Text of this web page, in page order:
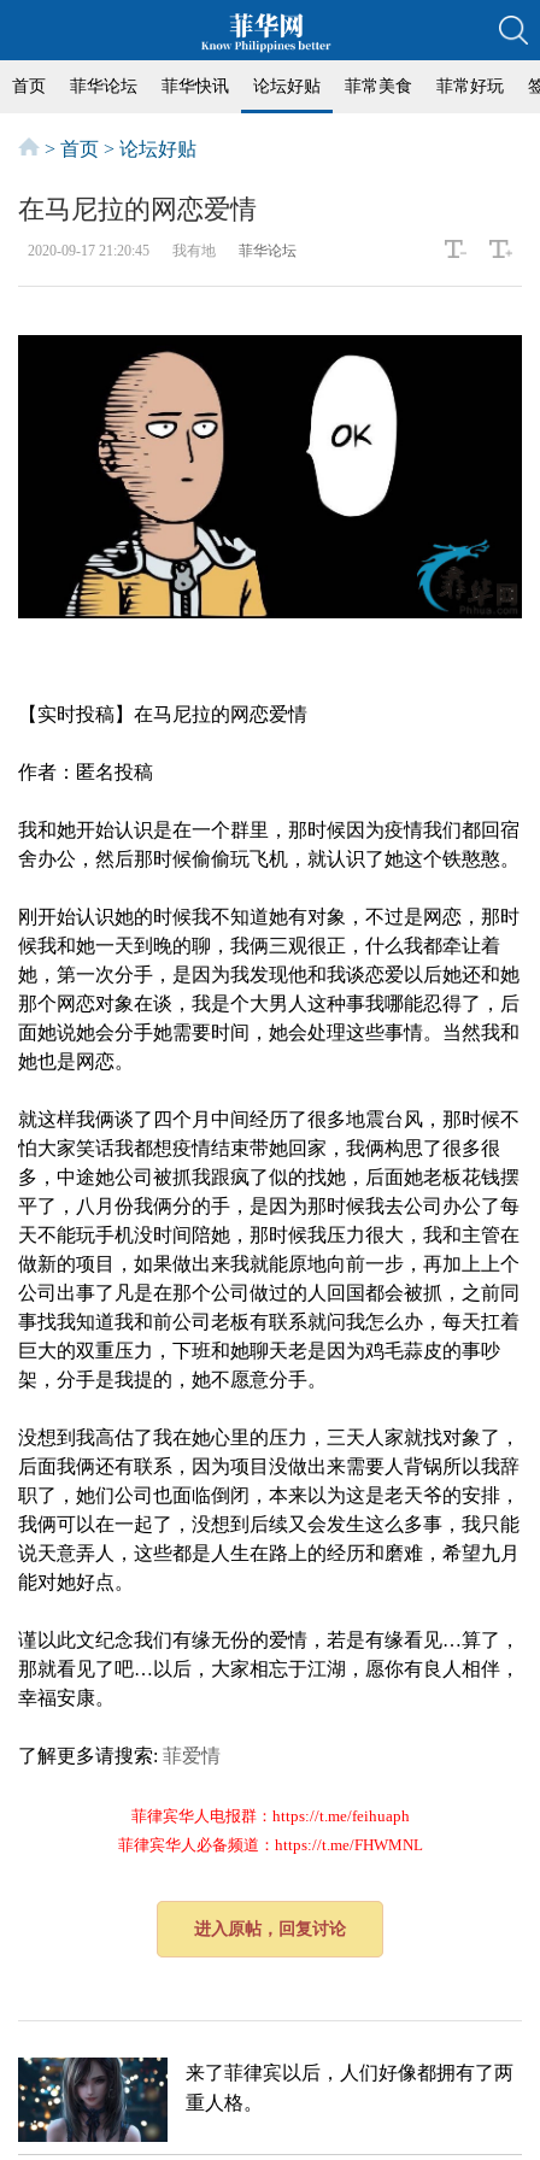
首页 菲华论坛 菲华快讯 论坛好贴 菲常美食 菲常好玩
> 首页 > 论坛好贴
在马尼拉的网恋爱情
2020-09-17 21:20:45 我有地 菲华论坛
【实时投稿】在马尼拉的网恋爱情
作者：匿名投稿
我和她开始认识是在一个群里，那时候因为疫情我们都回宿
舍办公，然后那时候偷偷玩飞机，就认识了她这个铁憨憨。
刚开始认识她的时候我不知道她有对象，不过是网恋，那时
候我和她一天到晚的聊，我俩三观很正，什么我都牵让着
她，第一次分手，是因为我发现他和我谈恋爱以后她还和她
那个网恋对象在谈，我是个大男人这种事我哪能忍得了，后
面她说她会分手她需要时间，她会处理这些事情。当然我和
她也是网恋。
就这样我俩谈了四个月中间经历了很多地震台风，那时候不
怕大家笑话我都想疫情结束带她回家，我俩构思了很多很
多，中途她公司被抓我跟疯了似的找她，后面她老板花钱摆
平了，八月份我俩分的手，是因为那时候我去公司办公了每
天不能玩手机没时间陪她，那时候我压力很大，我和主管在
做新的项目，如果做出来我就能原地向前一步，再加上上个
公司出事了凡是在那个公司做过的人回国都会被抓，之前同
事找我知道我和前公司老板有联系就问我怎么办，每天扛着
巨大的双重压力，下班和她聊天老是因为鸡毛蒜皮的事吵
架，分手是我提的，她不愿意分手。
没想到我高估了我在她心里的压力，三天人家就找对象了，
后面我俩还有联系，因为项目没做出来需要人背锅所以我辞
职了，她们公司也面临倒闭，本来以为这是老天爷的安排，
我俩可以在一起了，没想到后续又会发生这么多事，我只能
说天意弄人，这些都是人生在路上的经历和磨难，希望九月
能对她好点。
谨以此文纪念我们有缘无份的爱情，若是有缘看见…算了，
那就看见了吧…以后，大家相忘于江湖，愿你有良人相伴，
幸福安康。
了解更多请搜索: 菲爱情
菲律宾华人电报群：https://t.me/feihuaph
菲律宾华人必备频道：https://t.me/FHWMNL
进入原帖，回复讨论
来了菲律宾以后，人们好像都拥有了两
重人格。